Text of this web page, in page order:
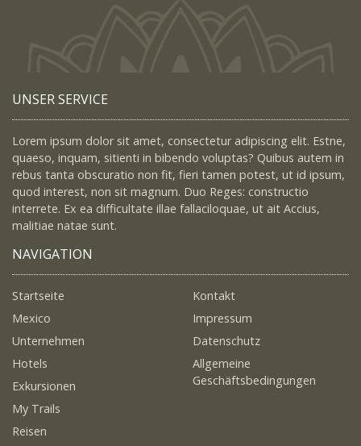
UNSER SERVICE
Lorem ipsum dolor sit amet, consectetur adipiscing elit. Estne,
quaeso, inquam, sitienti in bibendo voluptas? Quibus autem in
rebus tanta obscuratio non fit, fieri tamen potest, ut id ipsum,
quod interest, non sit magnum. Duo Reges: constructio
interrete. Ex ea difficultate illae fallaciloquae, ut ait Accius,
malitiae natae sunt.
NAVIGATION
Startseite
Mexico
Unternehmen
Hotels
Exkursionen
My Trails
Reisen
Kontakt
Impressum
Datenschutz
Allgemeine
Geschäftsbedingungen